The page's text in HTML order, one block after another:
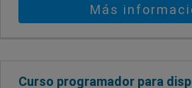
Más
Curso programador para